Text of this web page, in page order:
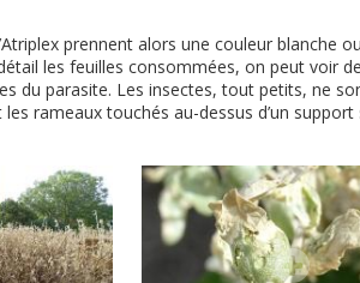
prennent alors une couleur blanche
les feuilles consommées, on peut voir de
du parasite. Les insectes, tout petits, ne
rameaux touchés au-dessus d’un support